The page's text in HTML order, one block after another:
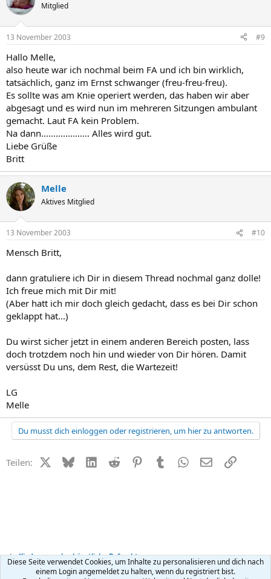
Mitglied
13 November 2003 #9
Hallo Melle,
also heute war ich nochmal beim FA und ich bin wirklich,
tatsächlich, ganz im Ernst schwanger (freu-freu-freu).
Es sollte was am Knie operiert werden, das haben wir aber
abgesagt und es wird nun im mehreren Sitzungen ambulant
gemacht. Laut FA kein Problem.
Na dann.................... Alles wird gut.
Liebe Grüße
Britt
Melle
Aktives Mitglied
13 November 2003 #10
Mensch Britt,
dann gratuliere ich Dir in diesem Thread nochmal ganz dolle!
Ich freue mich mit Dir mit!
(Aber hatt ich mir doch gleich gedacht, dass es bei Dir schon
geklappt hat...)
Du wirst sicher jetzt in einem anderen Bereich posten, lass
doch trotzdem noch hin und wieder von Dir hören. Damit
versüsst Du uns, dem Rest, die Wartezeit!
LG
Melle
Du musst dich einloggen oder registrieren, um hier zu antworten.
Teilen: X (Twitter)
BlueskyLinkedIn
Reddit PinterestTumblr WhatsApp
E-MailLink
Kinderwunsch + künstliche Befruchtung
Diese Seite verwendet Cookies, um Inhalte zu personalisieren und dich nach
einem Login angemeldet zu halten, wenn du registriert bist.